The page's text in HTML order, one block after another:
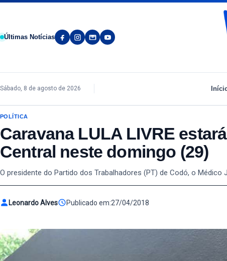
Pular para o conteúdo
Últimas Notícias
Sábado, 8 de agosto de 2026
POLÍTICA
Caravana LULA LIVRE
Central neste domingo (29)
O presidente do Partido dos Trabalhadores (PT) de Codó, o
Leonardo Alves Publicado em:27/04/2018